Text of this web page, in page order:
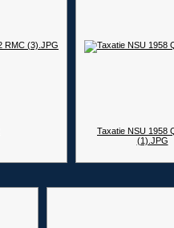
Taxatie NSU 1958
(1).JPG